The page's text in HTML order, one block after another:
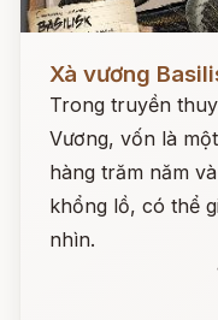
Xà vương
Trong truyền
Vương, vốn là
hàng trăm năm
khổng lồ, có thể
nhìn.